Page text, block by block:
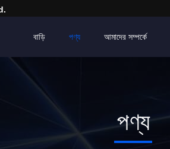
বাড়ি পণ্য আমাদের সম্পর্কে
পণ্য